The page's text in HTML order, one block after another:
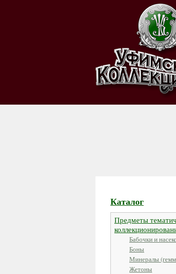
Каталог
Предметы
Бабочки и
Боны
Минералы
Жетоны